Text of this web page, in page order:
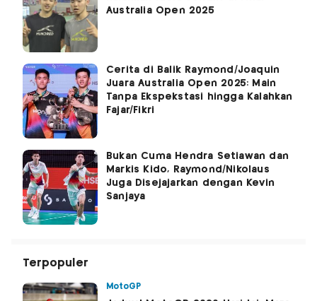
Australia Open 2025
Cerita di Balik Raymond/Joaquin
Juara Australia Open 2025: Main
Tanpa Ekspekstasi hingga Kalahkan
Fajar/Fikri
Bukan Cuma Hendra Setiawan dan
Markis Kido, Raymond/Nikolaus
Juga Disejajarkan dengan Kevin
Sanjaya
Terpopuler
MotoGP